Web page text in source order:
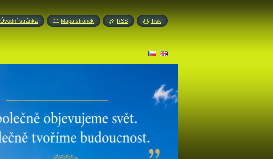
Úvodní stránka Mapa stránek RSS Tisk